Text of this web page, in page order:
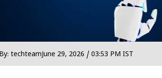
techteamJune 29, 2026 / 03:53 PM IST